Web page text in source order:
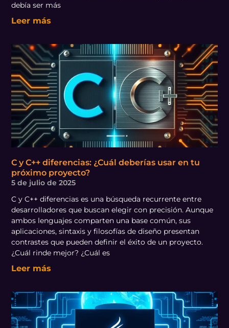
debía ser más
Leer más
C y C++ diferencias: ¿Cuál deberías usar en tu
próximo proyecto?
5 de julio de 2025
C y C++ diferencias es una búsqueda recurrente entre
desarrolladores que buscan elegir con precisión. Aunque
ambos lenguajes comparten una base común, sus
aplicaciones, sintaxis y filosofías de diseño presentan
contrastes que pueden definir el éxito de un proyecto.
¿Cuál rinde mejor? ¿Cuál es
Leer más